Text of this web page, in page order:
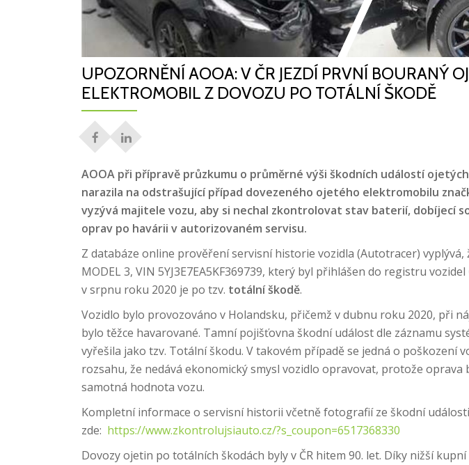
UPOZORNĚNÍ AOOA: V ČR JEZDÍ PRVNÍ BOURANÝ
ELEKTROMOBIL Z DOVOZU PO TOTÁLNÍ ŠKODĚ
AOOA při přípravě průzkumu o průměrné výši škodních událostí
narazila na odstrašující případ dovezeného ojetého elektromobilu
vyzývá majitele vozu, aby si nechal zkontrolovat stav baterií, dobíjecí
oprav po havárii v autorizovaném servisu.
Z databáze online prověření servisní historie vozidla (Autotracer) vyplývá,
MODEL 3, VIN 5YJ3E7EA5KF369739, který byl přihlášen do registru
v srpnu roku 2020 je po tzv. totální škodě.
Vozidlo bylo provozováno v Holandsku, přičemž v dubnu roku 2020, při
bylo těžce havarované. Tamní pojišťovna škodní událost dle záznamu
vyřešila jako tzv. Totální škodu. V takovém případě se jedná o poškození
rozsahu, že nedává ekonomický smysl vozidlo opravovat, protože oprava
samotná hodnota vozu.
Kompletní informace o servisní historii včetně fotografií ze škodní
zde: https://www.zkontrolujsiauto.cz/?s_coupon=6517368330
Dovozy ojetin po totálních škodách byly v ČR hitem 90. let. Díky nižší